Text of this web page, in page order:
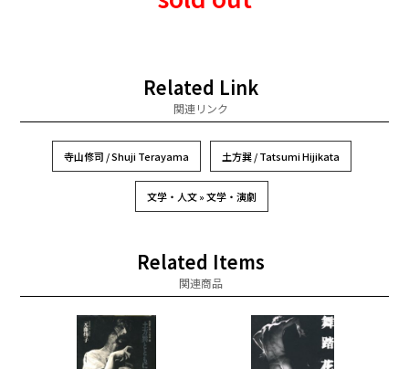
Related Link
関連リンク
寺山修司 / Shuji Terayama 土方巽 / Tatsumi Hijikata
文学・人文 » 文学・演劇
Related Items
関連商品